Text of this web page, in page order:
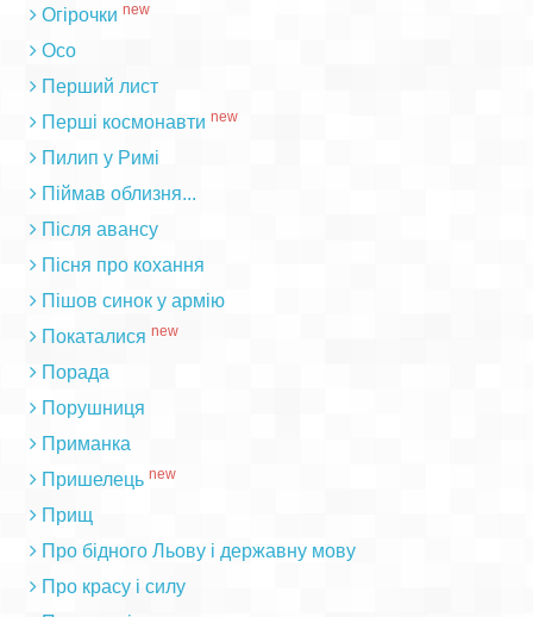
Огірочки new
Осо
Перший лист
Перші космонавти new
Пилип у Римі
Піймав облизня...
Після авансу
Пісня про кохання
Пішов синок у армію
Покаталися new
Порада
Порушниця
Приманка
Пришелець new
Прищ
Про бідного Льову і державну мову
Про красу і силу